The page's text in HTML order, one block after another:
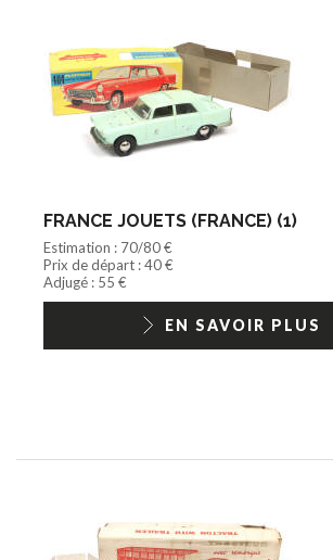
FRANCE JOUETS (FRANCE) (1)
Estimation : 70/80 €
Prix de départ : 40 €
Adjugé : 55 €
EN SAVOIR PLUS